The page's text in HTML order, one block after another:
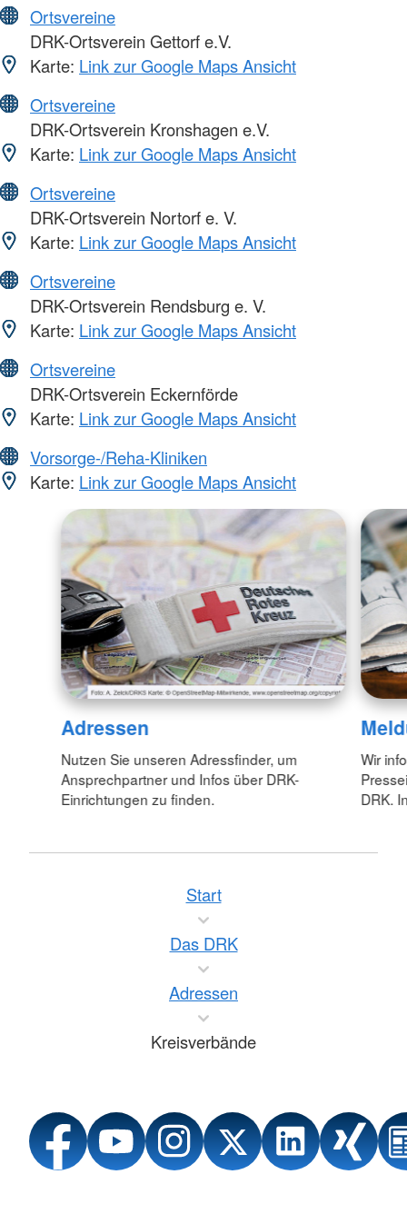
Ortsvereine
DRK-Ortsverein Gettorf e.V.
Karte: Link zur Google Maps Ansicht
Ortsvereine
DRK-Ortsverein Kronshagen e.V.
Karte: Link zur Google Maps Ansicht
Ortsvereine
DRK-Ortsverein Nortorf e. V.
Karte: Link zur Google Maps Ansicht
Ortsvereine
DRK-Ortsverein Rendsburg e. V.
Karte: Link zur Google Maps Ansicht
Ortsvereine
DRK-Ortsverein Eckernförde
Karte: Link zur Google Maps Ansicht
Vorsorge-/Reha-Kliniken
Karte: Link zur Google Maps Ansicht
Adressen
Nutzen Sie unseren Adressfinder, um
Ansprechpartner und Infos über DRK-
Einrichtungen zu finden.
Wir
DRK.
Start
Das DRK
Adressen
Kreisverbände